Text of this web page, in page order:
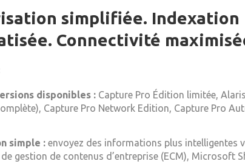
simplifiée. Indexation
Connectivité
disponibles : Capture Pro Édition limitée,
Capture Pro Network Edition, Capture Pro
simple : envoyez des informations plus intelligentes
gestion de contenus d’entreprise (ECM), Microsoft